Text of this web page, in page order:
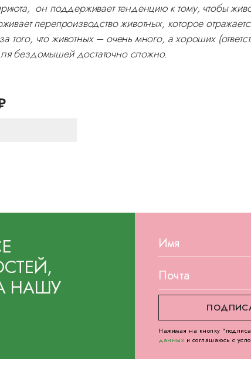
он поддерживает тенденцию к тому, чтобы
перепроизводство животных, которое
того, что животных – очень много, а хороших
бездомышей достаточно сложно.
НАШУ
Нажимая на кнопку
данных и соглашаюсь с